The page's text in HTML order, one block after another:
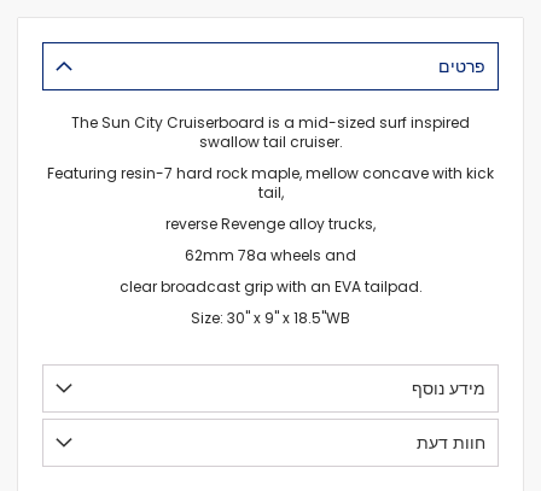
פרטים
The Sun City Cruiserboard is a mid-sized surf inspired
swallow tail cruiser.
Featuring resin-7 hard rock maple, mellow concave with kick
tail,
reverse Revenge alloy trucks,
62mm 78a wheels and
clear broadcast grip with an EVA tailpad.
Size: 30" x 9" x 18.5"WB
מידע נוסף
חוות דעת